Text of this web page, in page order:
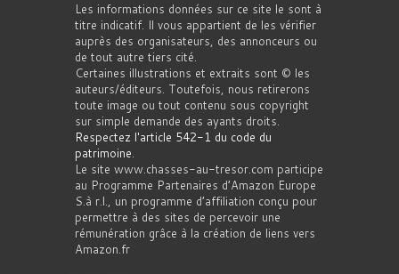
Les informations données sur ce site le sont à
titre indicatif. Il vous appartient de les vérifier
auprès des organisateurs, des annonceurs ou
de tout autre tiers cité.
Certaines illustrations et extraits sont © les
auteurs/éditeurs. Toutefois, nous retirerons
toute image ou tout contenu sous copyright
sur simple demande des ayants droits.
Respectez l'article 542-1 du code du
patrimoine.
Le site www.chasses-au-tresor.com participe
au Programme Partenaires d’Amazon Europe
S.à r.l., un programme d’affiliation conçu pour
permettre à des sites de percevoir une
rémunération grâce à la création de liens vers
Amazon.fr